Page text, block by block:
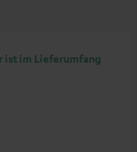
ist im Lieferumfang